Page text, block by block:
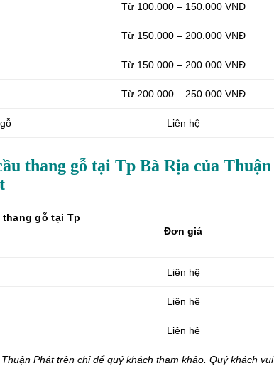
Từ 100.000 – 150.000 VNĐ
Từ 150.000 – 200.000 VNĐ
Từ 150.000 – 200.000 VNĐ
Từ 200.000 – 250.000 VNĐ
Liên hệ
thang gỗ tại Tp Bà Rịa của Thuận
gỗ tại Tp
Đơn giá
Liên hệ
Liên hệ
Liên hệ
Phát trên chỉ để quý khách tham khảo. Quý khách vui